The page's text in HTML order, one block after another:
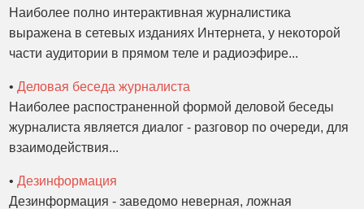
Наиболее полно интерактивная журналистика
выражена в сетевых изданиях Интернета, у некоторой
части аудитории в прямом теле и радиоэфире...
•Деловая беседа журналиста
Наиболее распостраненной формой деловой беседы
журналиста является диалог - разговор по очереди, для
взаимодействия...
•Дезинформация
Дезинформация - заведомо неверная, ложная